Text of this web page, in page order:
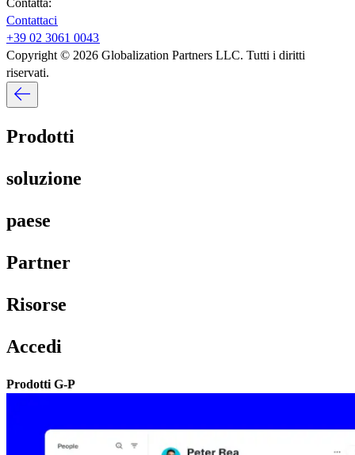
Contatta:​​
Contattaci​​
+39 02 3061 0043​​
Copyright © 2026 Globalization Partners LLC. Tutti i diritti
riservati.​​
Prodotti​​
soluzione​​
paese​​
Partner​​
Risorse​​
Accedi​​
Prodotti G-P​​